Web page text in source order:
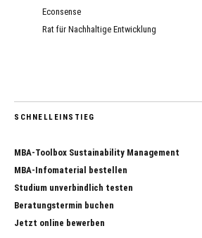
Econsense
Rat für Nachhaltige Entwicklung
SCHNELLEINSTIEG
MBA-Toolbox Sustainability Management
MBA-Infomaterial bestellen
Studium unverbindlich testen
Beratungstermin buchen
Jetzt online bewerben